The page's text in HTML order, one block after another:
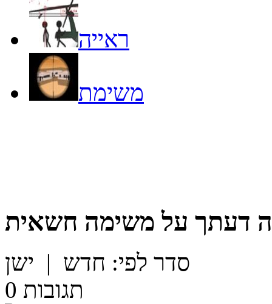
ראייה
משימת
דעתך על משימה חשאית
סדר לפי: חדש | ישן
0 תגובות